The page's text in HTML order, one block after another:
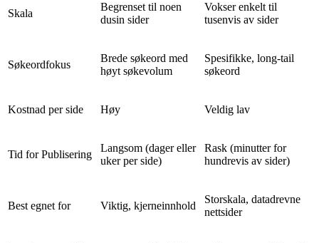
Skala
Begrenset til noen
dusin sider
Vokser enkelt til
tusenvis av sider
Søkeordfokus
Brede søkeord med
høyt søkevolum
Spesifikke, long-tail
søkeord
Kostnad per side Høy Veldig lav
Tid for Publisering
Langsom (dager eller
uker per side)
Rask (minutter for
hundrevis av sider)
Best egnet for Viktig, kjerneinnhold
Storskala, datadrevne
nettsider